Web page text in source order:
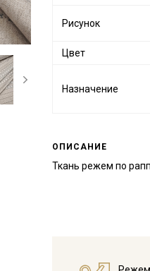
Рисунок
Цвет
Назначение
ОПИСАНИЕ
Ткань режем по